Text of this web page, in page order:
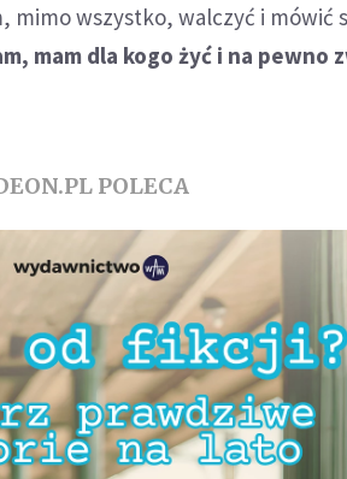
wszystko, walczyć i mówić
mam dla kogo żyć i na pewno
POLECA